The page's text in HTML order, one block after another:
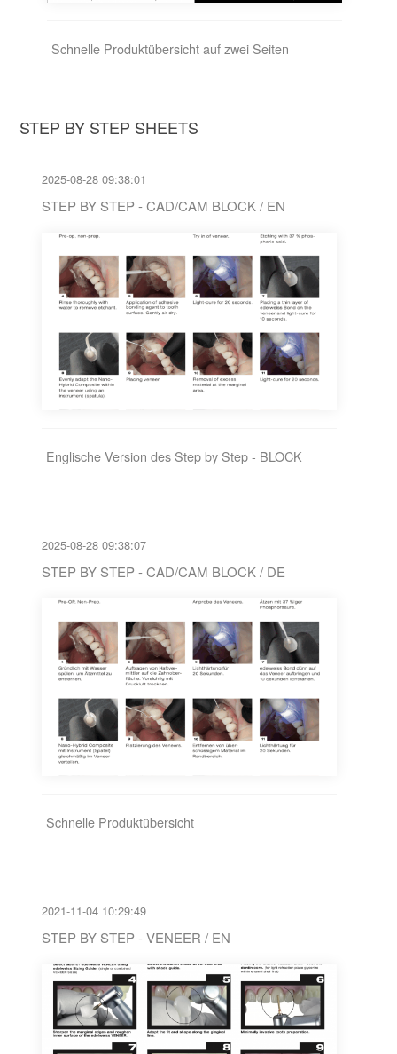
Schnelle Produktübersicht auf zwei Seiten
STEP BY STEP SHEETS
2025-08-28 09:38:01
STEP BY STEP - CAD/CAM BLOCK / EN
Englische Version des Step by Step - BLOCK
2025-08-28 09:38:07
STEP BY STEP - CAD/CAM BLOCK / DE
Schnelle Produktübersicht
2021-11-04 10:29:49
STEP BY STEP - VENEER / EN